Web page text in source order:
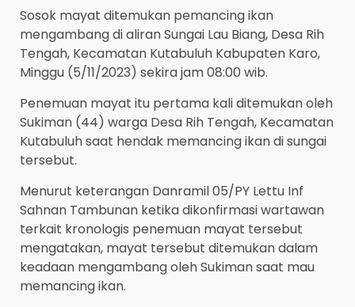
Sosok mayat ditemukan pemancing ikan
mengambang di aliran Sungai Lau Biang, Desa Rih
Tengah, Kecamatan Kutabuluh Kabupaten Karo,
Minggu (5/11/2023) sekira jam 08:00 wib.
Penemuan mayat itu pertama kali ditemukan oleh
Sukiman (44) warga Desa Rih Tengah, Kecamatan
Kutabuluh saat hendak memancing ikan di sungai
tersebut.
Menurut keterangan Danramil 05/PY Lettu Inf
Sahnan Tambunan ketika dikonfirmasi wartawan
terkait kronologis penemuan mayat tersebut
mengatakan, mayat tersebut ditemukan dalam
keadaan mengambang oleh Sukiman saat mau
memancing ikan.